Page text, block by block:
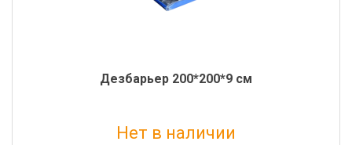
Дезбарьер 200*200*9 см
Нет в наличии